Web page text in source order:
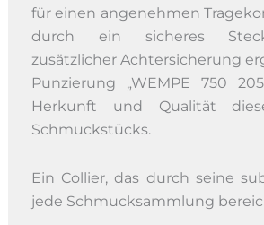
für einen angenehmen
durch ein sicheres
zusätzlicher Achtersicherung
Punzierung „WEMPE 750
Herkunft und Qualität
Schmuckstücks.
Ein Collier, das durch seine
jede Schmucksammlung